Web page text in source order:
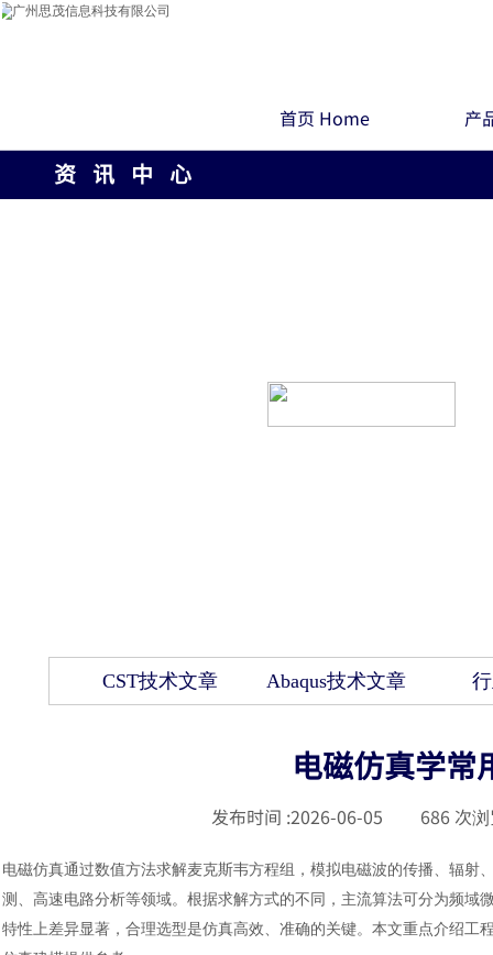
首页 Home 产
资 讯 中 心
CST技术文章 Abaqus技术文章
电磁仿真学常
发布时间 :2026-06-05 686 次
电磁仿真通过数值方法求解麦克斯韦方程组，模拟电磁波的传播、辐
测、高速电路分析等领域。根据求解方式的不同，主流算法可分为频
特性上差异显著，合理选型是仿真高效、准确的关键。本文重点介绍